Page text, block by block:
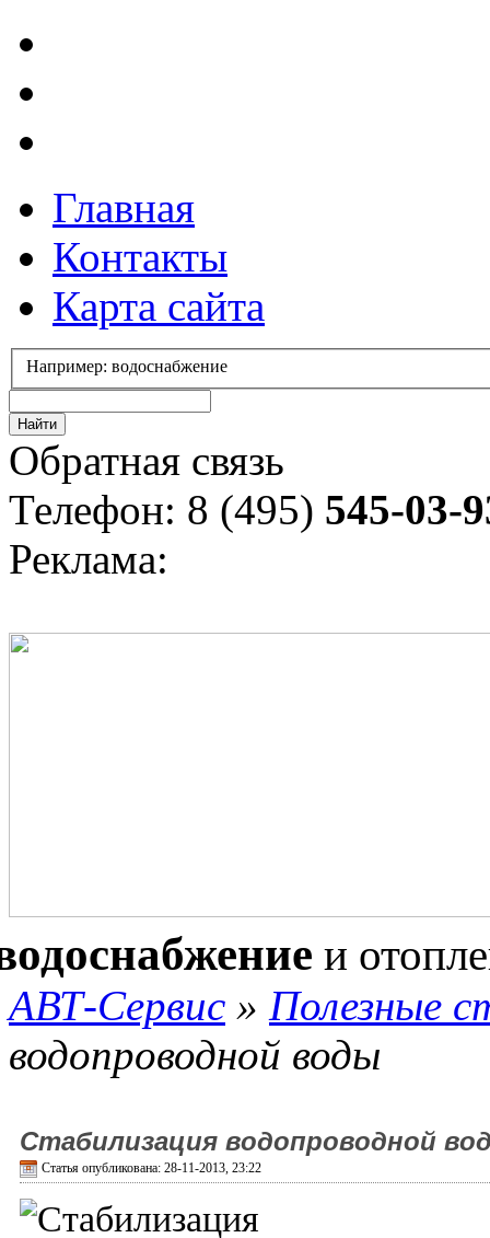
Главная
Контакты
Карта сайта
Например: водоснабжение
Обратная связь
Телефон: 8 (495) 545-03-
Реклама:
и
АВТ-Сервис » Полезные
водопроводной воды
Стабилизация водопроводной
Статья опубликована: 28-11-2013, 23:22